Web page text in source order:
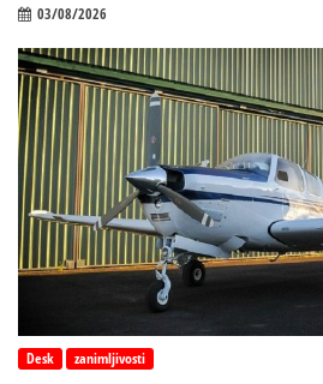
03/08/2026
Desk zanimljivosti